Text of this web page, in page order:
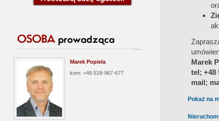
Marek Popiela
kom: +48 518-967-677
Marek
tel; +48
mail;
Pokaż na